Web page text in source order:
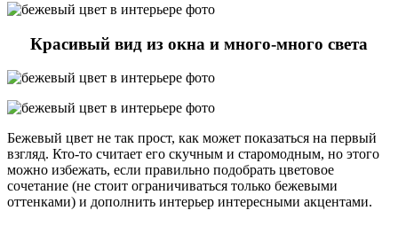
Красивый вид из окна и много-много света
Бежевый цвет не так прост, как может показаться на первый
взгляд. Кто-то считает его скучным и старомодным, но этого
можно избежать, если правильно подобрать цветовое
сочетание (не стоит ограничиваться только бежевыми
оттенками) и дополнить интерьер интересными акцентами.